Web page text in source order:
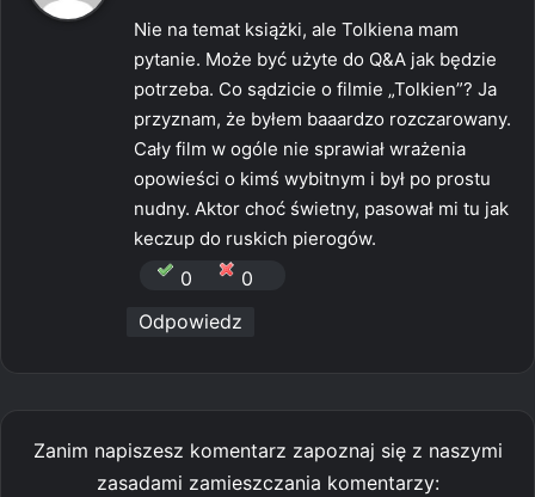
z
e
:
Nie na temat książki, ale Tolkiena mam
pytanie. Może być użyte do Q&A jak będzie
potrzeba. Co sądzicie o filmie „Tolkien”? Ja
przyznam, że byłem baaardzo rozczarowany.
Cały film w ogóle nie sprawiał wrażenia
opowieści o kimś wybitnym i był po prostu
nudny. Aktor choć świetny, pasował mi tu jak
keczup do ruskich pierogów.
0
0
Odpowiedz
Zanim napiszesz komentarz zapoznaj się z naszymi
zasadami zamieszczania komentarzy: